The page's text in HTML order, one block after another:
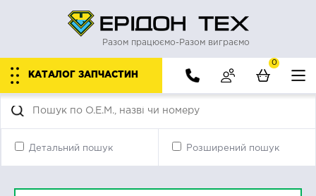
Разом працюємо-Разом виграємо
КАТАЛОГ ЗАПЧАСТИН
0
Детальний пошук Розширений пошук